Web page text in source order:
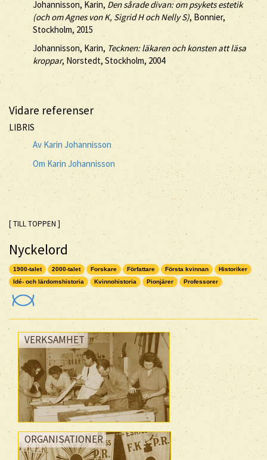
Johannisson, Karin, Den sårade divan: om psykets estetik
(och om Agnes von K, Sigrid H och Nelly S), Bonnier,
Stockholm, 2015
Johannisson, Karin, Tecknen: läkaren och konsten att läsa
kroppar, Norstedt, Stockholm, 2004
Vidare referenser
LIBRIS
Av Karin Johannisson
Om Karin Johannisson
[ TILL TOPPEN ]
Nyckelord
1900-talet 2000-talet Forskare Författare Första kvinnan
Historiker
Idé- och lärdomshistoria
Kvinnohistoria Pionjärer Professorer
VERKSAMHET
ORGANISATIONER